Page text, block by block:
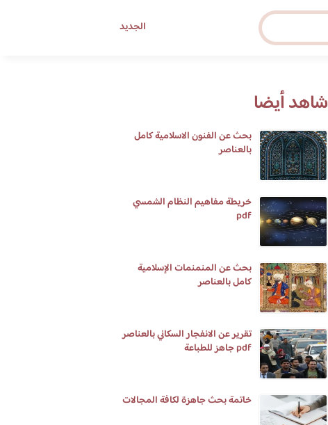
الجديد
شاهد أيضا
بحث عن الفنون الاسلامية كامل
بالعناصر
خريطة مفاهيم النظام الشمسي
pdf
بحث عن المنمنمات الإسلامية
كامل بالعناصر
تقرير عن الانفجار السكاني بالعناصر
pdf جاهز للطباعة
خاتمة بحث جاهزة لكافة المجالات